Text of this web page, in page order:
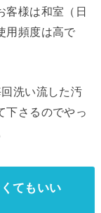
客様は和室（日
用頻度は高で
洗い流した汚
下さるのでやっ
てもいい